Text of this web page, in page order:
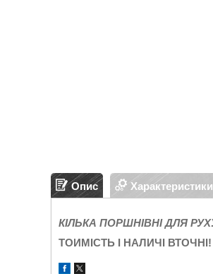
Опис Характеристики
КІЛЬКА ПОРШНІВНІ ДЛЯ РУХУ
ТОИМІСТЬ І НАЛИЧІ ВТОЧНІ!